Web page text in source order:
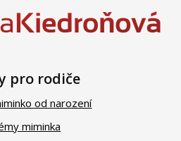
pro rodiče
od narození
miminka